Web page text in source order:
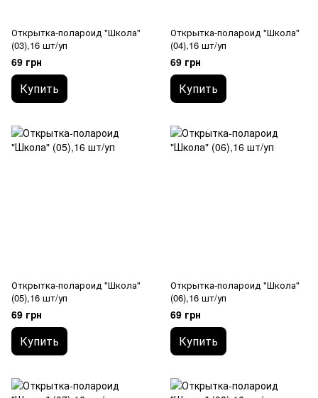
Открытка-полароид "Школа"
(03),16 шт/уп
69 грн
Купить
Открытка-полароид "Школа"
(04),16 шт/уп
69 грн
Купить
Открытка-полароид "Школа"
(05),16 шт/уп
69 грн
Купить
Открытка-полароид "Школа"
(06),16 шт/уп
69 грн
Купить